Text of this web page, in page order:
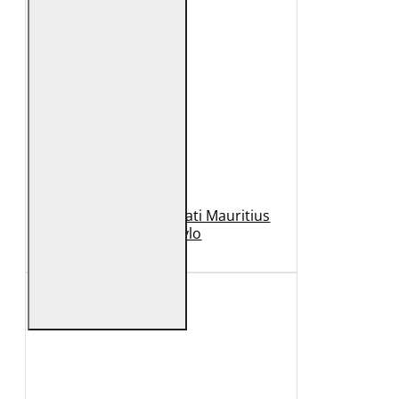
Geaca de Piele Barbati Mauritius
Neagra Rylo